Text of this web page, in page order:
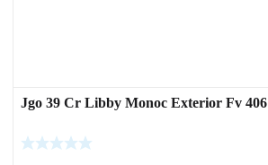
Jgo 39 Cr Libby Monoc Exterior Fv 406